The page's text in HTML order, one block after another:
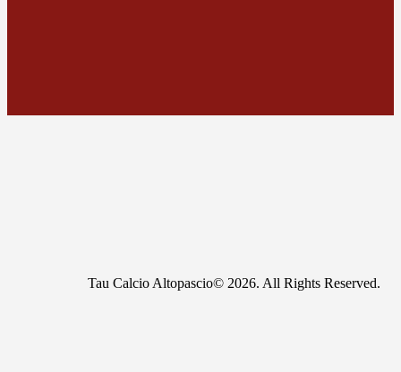
Tau Calcio Altopascio© 2026. All Rights Reserved.